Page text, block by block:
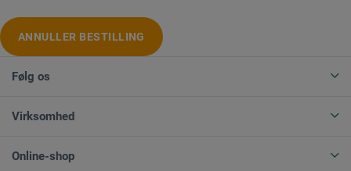
ANNULLER BESTILLING
Følg os
Virksomhed
Online-shop